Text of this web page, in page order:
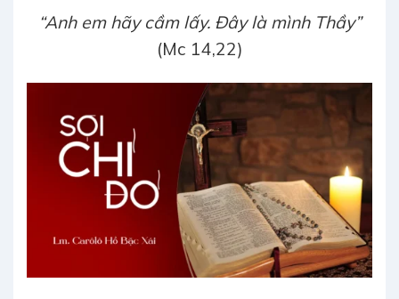
“Anh em hãy cầm lấy. Đây là mình Thầy”
(Mc 14,22)